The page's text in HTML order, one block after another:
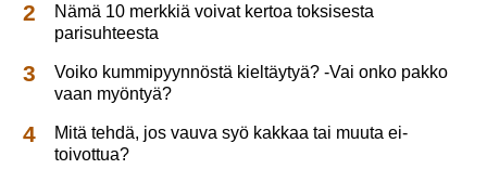
Nämä 10 merkkiä voivat kertoa toksisesta
parisuhteesta
Voiko kummipyynnöstä kieltäytyä? -Vai onko pakko
vaan myöntyä?
Mitä tehdä, jos vauva syö kakkaa tai muuta ei-
toivottua?